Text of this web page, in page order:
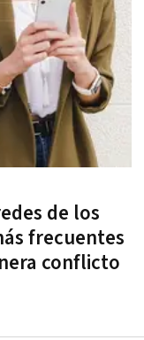
de los
frecuentes
conflicto